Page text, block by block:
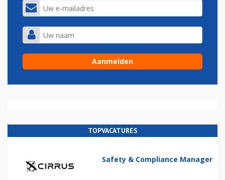
TOPVACATURES
Safety & Compliance Manager